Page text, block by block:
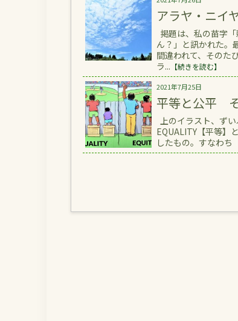
アラヤ・ニイ
掲題は、私の苗字
ん？」と訊かれた。
間違われて、そのた
ラ... 【続きを読む】
2021年7月25日
平等と公平
上のイラスト、ず
EQUALITY【平等】
したもの。すなわち